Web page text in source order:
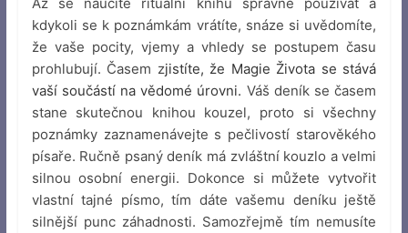
kdykoli se k poznámkám vrátíte, snáze si uvědomíte,
že vaše pocity, vjemy a vhledy se postupem času
prohlubují. Časem zjistíte, že Magie Života se stává
vaší součástí na vědomé úrovni. Váš deník se časem
stane skutečnou knihou kouzel, proto si všechny
poznámky zaznamenávejte s pečlivostí starověkého
písaře. Ručně psaný deník má zvláštní kouzlo a velmi
silnou osobní energii. Dokonce si můžete vytvořit
vlastní tajné písmo, tím dáte vašemu deníku ještě
silnější punc záhadnosti. Samozřejmě tím nemusíte